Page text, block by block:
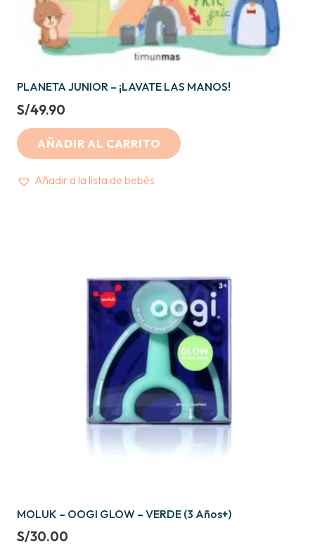
PLANETA JUNIOR – ¡LAVATE LAS MANOS!
S/49.90
AÑADIR AL CARRITO
Añadir a la lista de bebés
MOLUK – OOGI GLOW – VERDE (3 Años+)
S/30.00